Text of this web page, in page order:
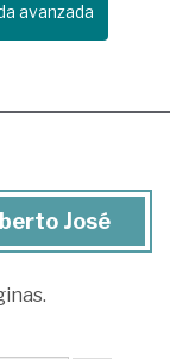
avanzada
José